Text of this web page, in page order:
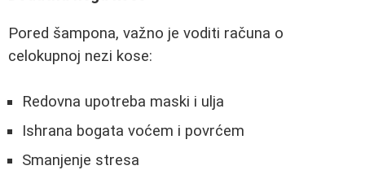
Pored šampona, važno je voditi računa o
celokupnoj nezi kose:
Redovna upotreba maski i ulja
Ishrana bogata voćem i povrćem
Smanjenje stresa